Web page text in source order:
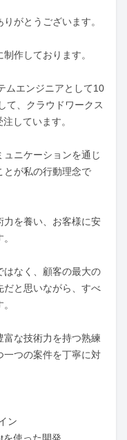
がとうございます。
作しております。
ムエンジニアとして10
て、クラウドワークス
しています。
ニケーションを通じ
とが私の行動理念で
力を養い、お客様に安
はなく、顧客の最大の
だと思いながら、すべ
な技術力を持つ熟練
一つの案件を丁寧に対
ン